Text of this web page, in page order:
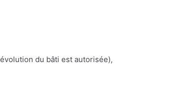
du bâti est autorisée),